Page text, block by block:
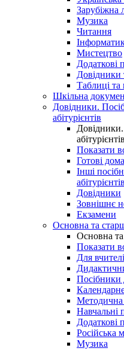
Зарубіжна
Музика
Читання
Мистецтво
Додаткові
Довідники
Таблиці та
Шкільна
Довідники.
абітурієнтів
абітурієнтів
Показати
Готові
Інші
абітурієнтів
Довідники
Зовнішнє
Екзамени
Основна та
Основна
Показати
Для
Посібники
Методична
Навчальні
Додаткові
Російська
Музика